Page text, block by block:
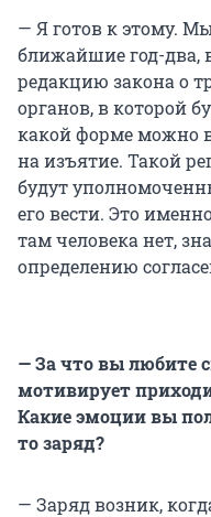
— Я готов к этому.
ближайшие год-два,
редакцию закона о
органов, в которой
какой форме можно
на изъятие. Такой
будут
его вести. Это
там человека нет,
определению
— За что вы любите
мотивирует
Какие эмоции вы
то заряд?
— Заряд возник,